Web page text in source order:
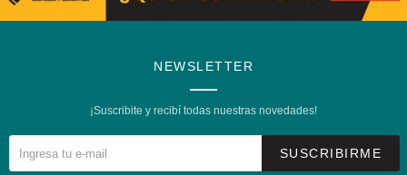
NEWSLETTER
¡Suscribite y recibí todas nuestras novedades!
SUSCRIBIRME